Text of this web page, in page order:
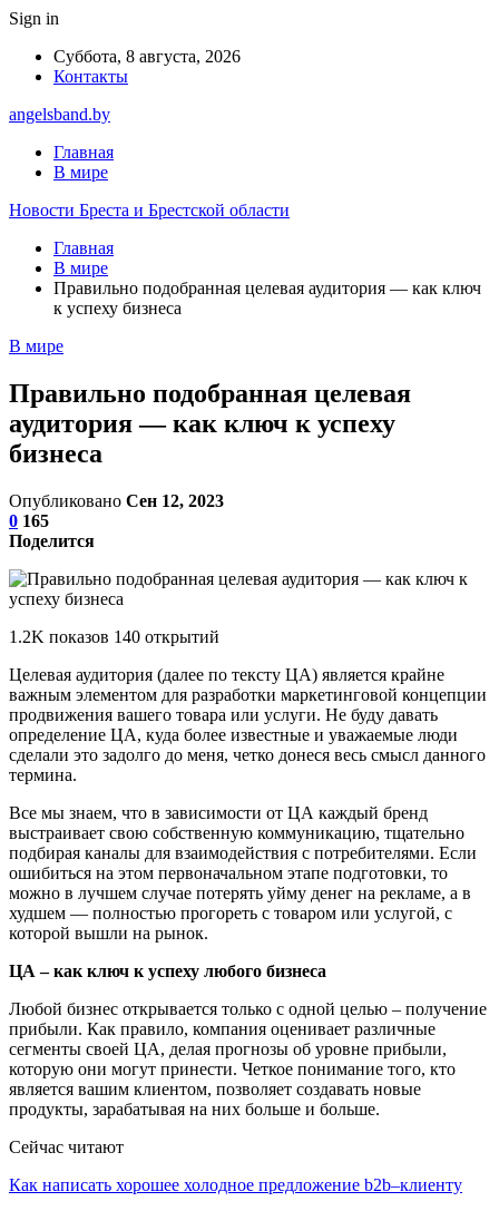
Sign in
Суббота, 8 августа, 2026
Контакты
angelsband.by
Главная
В мире
Новости Бреста и Брестской области
Главная
В мире
Правильно подобранная целевая аудитория — как ключ
к успеху бизнеса
В мире
Правильно подобранная целевая
аудитория — как ключ к успеху
бизнеса
Опубликовано Сен 12, 2023
0 165
Поделится
1.2K показов 140 открытий
Целевая аудитория (далее по тексту ЦА) является крайне
важным элементом для разработки маркетинговой концепции
продвижения вашего товара или услуги. Не буду давать
определение ЦА, куда более известные и уважаемые люди
сделали это задолго до меня, четко донеся весь смысл данного
термина.
Все мы знаем, что в зависимости от ЦА каждый бренд
выстраивает свою собственную коммуникацию, тщательно
подбирая каналы для взаимодействия с потребителями. Если
ошибиться на этом первоначальном этапе подготовки, то
можно в лучшем случае потерять уйму денег на рекламе, а в
худшем — полностью прогореть с товаром или услугой, с
которой вышли на рынок.
ЦА – как ключ к успеху любого бизнеса
Любой бизнес открывается только с одной целью – получение
прибыли. Как правило, компания оценивает различные
сегменты своей ЦА, делая прогнозы об уровне прибыли,
которую они могут принести. Четкое понимание того, кто
является вашим клиентом, позволяет создавать новые
продукты, зарабатывая на них больше и больше.
Сейчас читают
Как написать хорошее холодное предложение b2b–клиенту